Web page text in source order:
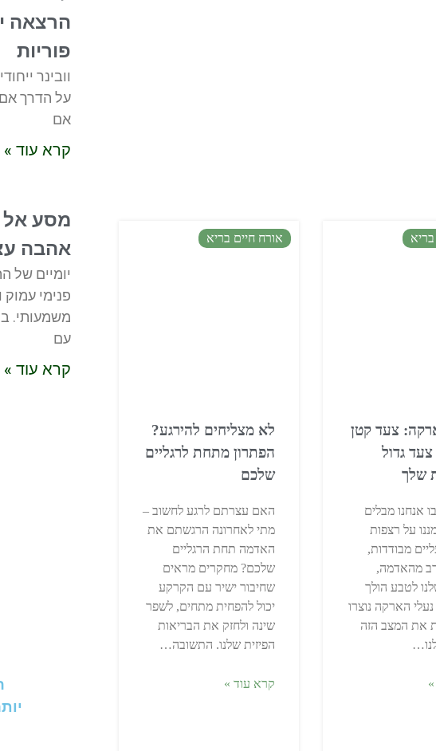
צעד קטן
צעד גדול
שלך
אנחנו מבלים
על רצפות
מבודדות,
מהאדמה,
לטבע הולך
הארקה נוצרו
את המצב הזה
אורח חיים בריא
לא מצליחים להירגע?
הפתרון מתחת לרגליים
שלכם
האם עצרתם לרגע לחשוב –
מתי לאחרונה הרגשתם את
האדמה תחת הרגליים
שלכם? מחקרים מראים
שחיבור ישיר עם הקרקע
יכול להפחית מתחים, לשפר
שינה ולחזק את הבריאות
הפיזית שלנו. התשובה…
קרא עוד »
הרצאה
פוריות
וובינר
על הדרך אם
אם
קרא עוד »
מסע אל
אהבה
יומיים של
פנימי עמוק
משמעותי.
עם
קרא עוד »